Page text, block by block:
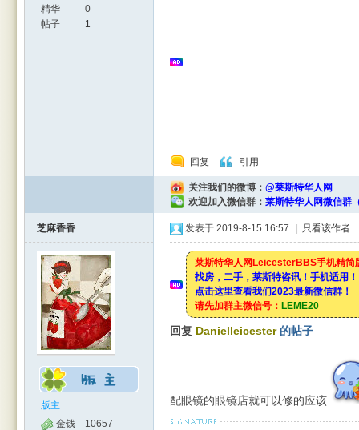
Leic
精华
0
帖子
1
回复 引用
关注我们的微博：@莱斯特华人网
欢迎加入微信群：莱斯特华人网微信群
芝麻香香
版主
金钱
10657
发表于 2019-8-15 16:57 只看该作者
莱斯特华人网LeicesterBBS手机精简
找房，二手，莱斯特咨讯！手机适用！
点击这里查看我们2023最新微信群！
请先加群主微信号： LEME20
回复 Danielleicester的帖子
配眼镜的眼镜店就可以修的应该